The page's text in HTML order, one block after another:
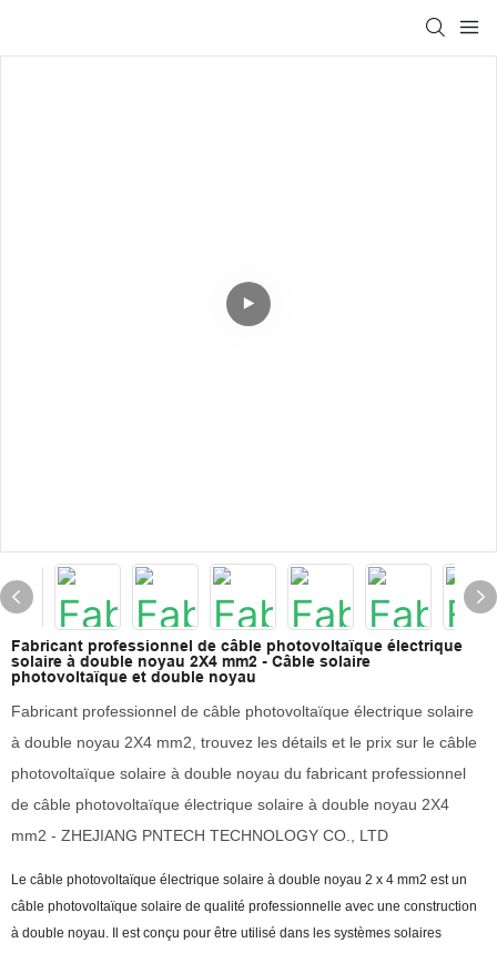
Fabricant professionnel de câble photovoltaïque électrique
solaire à double noyau 2X4 mm2 - Câble solaire
photovoltaïque et double noyau
Fabricant professionnel de câble photovoltaïque électrique solaire
à double noyau 2X4 mm2, trouvez les détails et le prix sur le câble
photovoltaïque solaire à double noyau du fabricant professionnel
de câble photovoltaïque électrique solaire à double noyau 2X4
mm2 - ZHEJIANG PNTECH TECHNOLOGY CO., LTD
Le câble photovoltaïque électrique solaire à double noyau 2 x 4 mm2 est un
câble photovoltaïque solaire de qualité professionnelle avec une construction
à double noyau. Il est conçu pour être utilisé dans les systèmes solaires